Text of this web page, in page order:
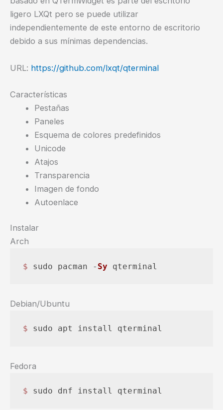
ligero LXQt pero se puede utilizar
independientemente de este entorno de escritorio
debido a sus mínimas dependencias.
URL: https://github.com/lxqt/qterminal
Características
Pestañas
Paneles
Esquema de colores predefinidos
Unicode
Atajos
Transparencia
Imagen de fondo
Autoenlace
Instalar
Arch
$ sudo pacman - Sy qterminal
Debian/Ubuntu
$ sudo apt install qterminal
Fedora
$ sudo dnf install qterminal